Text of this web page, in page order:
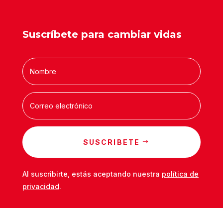
Suscríbete para cambiar vidas
SUSCRIBETE
Al suscribirte, estás aceptando nuestra política de
privacidad.